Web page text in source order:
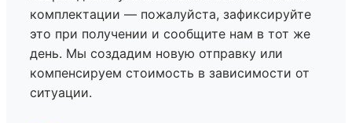
комплектации — пожалуйста, зафиксируйте
это при получении и сообщите нам в тот же
день. Мы создадим новую отправку или
компенсируем стоимость в зависимости от
ситуации.